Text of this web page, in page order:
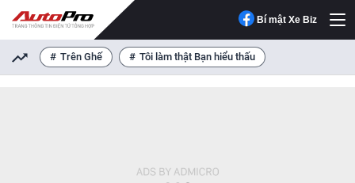
Bí mật Xe Biz
Trên Ghế Tôi làm thật Bạn hiểu thấu